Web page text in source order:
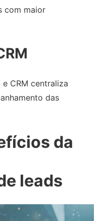
com maior
CRM centraliza
das
da
leads